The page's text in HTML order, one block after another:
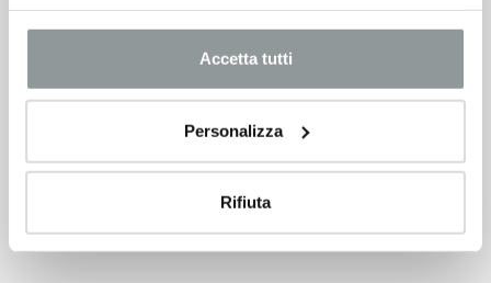
Accetta tutti
Personalizza
Rifiuta